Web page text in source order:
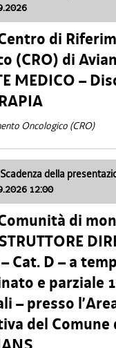
di
(CRO) di
MEDICO –
Oncologico (CRO)
Scadenza della
12:00
di
Cat. D – a
e parziale
– presso
del Comune